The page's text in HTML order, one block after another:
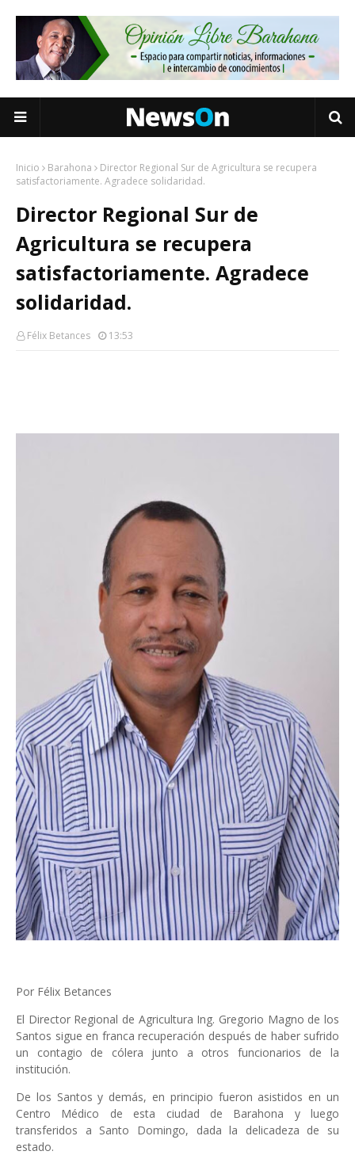
Inicio Barahona
Director Regional Sur de Agricultura se recupera
satisfactoriamente. Agradece solidaridad.
Director Regional Sur de
Agricultura se recupera
satisfactoriamente. Agradece
solidaridad.
Félix Betances 13:53
Por Félix Betances
El Director Regional de Agricultura Ing. Gregorio Magno de los
Santos sigue en franca recuperación después de haber sufrido
un contagio de cólera junto a otros funcionarios de la
institución.
De los Santos y demás, en principio fueron asistidos en un
Centro Médico de esta ciudad de Barahona y luego
transferidos a Santo Domingo, dada la delicadeza de su
estado.